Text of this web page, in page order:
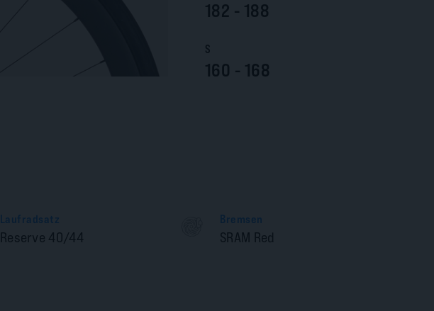
182 - 188
S
160 - 168
Laufradsatz
Reserve 40/44
Bremsen
SRAM Red